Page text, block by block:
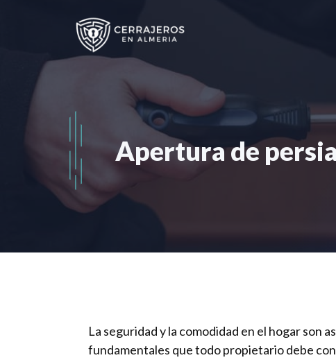
Apertura de
La seguridad y la comodidad en el hogar son
fundamentales que todo propietario debe